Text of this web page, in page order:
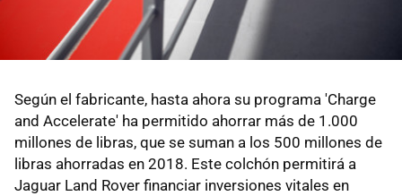
Según el fabricante, hasta ahora su programa 'Charge
and Accelerate' ha permitido ahorrar más de 1.000
millones de libras, que se suman a los 500 millones de
libras ahorradas en 2018. Este colchón permitirá a
Jaguar Land Rover financiar inversiones vitales en